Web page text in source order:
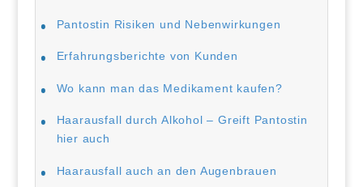
Pantostin Risiken und Nebenwirkungen
Erfahrungsberichte von Kunden
Wo kann man das Medikament kaufen?
Haarausfall durch Alkohol – Greift Pantostin
hier auch
Haarausfall auch an den Augenbrauen